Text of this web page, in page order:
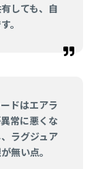
しても、自
。
ドはエアラ
常に悪くな
ラグジュア
無い点。